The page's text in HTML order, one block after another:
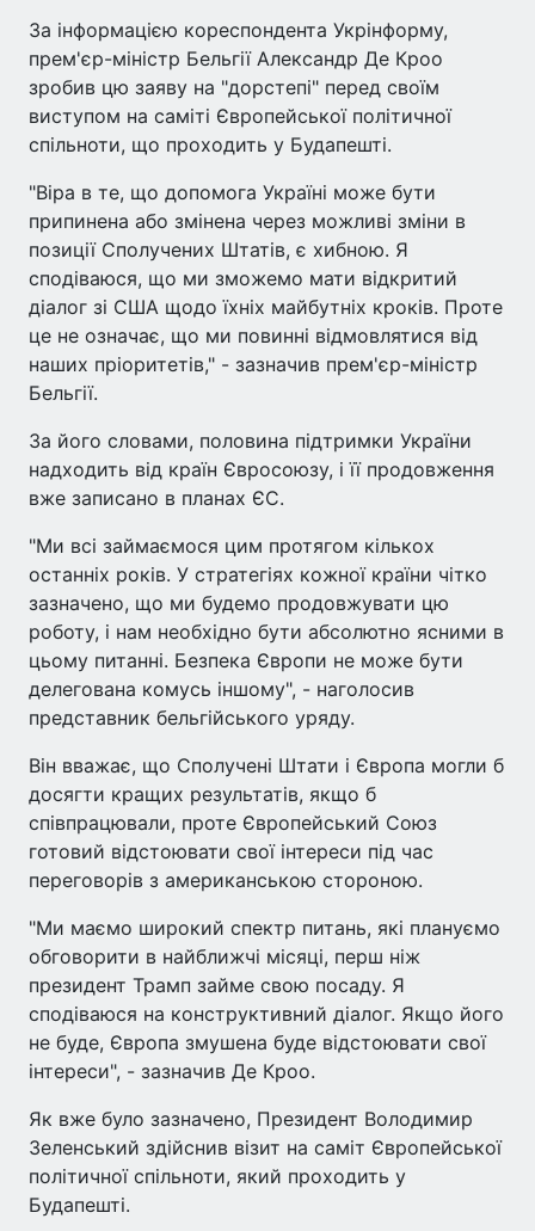
За інформацією кореспондента Укрінформу,
прем'єр-міністр Бельгії Александр Де Кроо
зробив цю заяву на "дорстепі" перед своїм
виступом на саміті Європейської політичної
спільноти, що проходить у Будапешті.
"Віра в те, що допомога Україні може бути
припинена або змінена через можливі зміни в
позиції Сполучених Штатів, є хибною. Я
сподіваюся, що ми зможемо мати відкритий
діалог зі США щодо їхніх майбутніх кроків. Проте
це не означає, що ми повинні відмовлятися від
наших пріоритетів," - зазначив прем'єр-міністр
Бельгії.
За його словами, половина підтримки України
надходить від країн Євросоюзу, і її продовження
вже записано в планах ЄС.
"Ми всі займаємося цим протягом кількох
останніх років. У стратегіях кожної країни чітко
зазначено, що ми будемо продовжувати цю
роботу, і нам необхідно бути абсолютно ясними в
цьому питанні. Безпека Європи не може бути
делегована комусь іншому", - наголосив
представник бельгійського уряду.
Він вважає, що Сполучені Штати і Європа могли б
досягти кращих результатів, якщо б
співпрацювали, проте Європейський Союз
готовий відстоювати свої інтереси під час
переговорів з американською стороною.
"Ми маємо широкий спектр питань, які плануємо
обговорити в найближчі місяці, перш ніж
президент Трамп займе свою посаду. Я
сподіваюся на конструктивний діалог. Якщо його
не буде, Європа змушена буде відстоювати свої
інтереси", - зазначив Де Кроо.
Як вже було зазначено, Президент Володимир
Зеленський здійснив візит на саміт Європейської
політичної спільноти, який проходить у
Будапешті.